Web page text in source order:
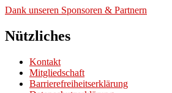
Dank unse­ren Spon­so­ren & Part­nern
Nützliches
Kontakt
Mitgliedschaft
Barrierefreiheitserklärung